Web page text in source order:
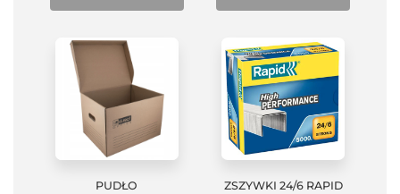
PUDŁO ZSZYWKI 24/6 RAPID